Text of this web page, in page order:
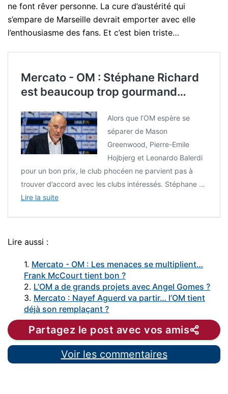
ne font rêver personne. La cure d’austérité qui
s’empare de Marseille devrait emporter avec elle
l’enthousiasme des fans. Et c’est bien triste…
Mercato - OM : Stéphane Richard
est beaucoup trop gourmand…
Alors que l’OM espère se
séparer de Mason
Greenwood, Pierre-Emile
Hojbjerg et Leonardo Balerdi
pour un bon prix, le club phocéen ne parvient pas à
trouver d’accord avec les clubs intéressés. Stéphane …
Lire la suite
Lire aussi :
1. Mercato - OM : Les menaces se multiplient…
Frank McCourt tient bon ?
2. L’OM a de grands projets avec Angel Gomes ?
3. Mercato : Nayef Aguerd va partir… l’OM tient
déjà son remplaçant ?
Partagez le post avec vos amis
Voir les commentaires